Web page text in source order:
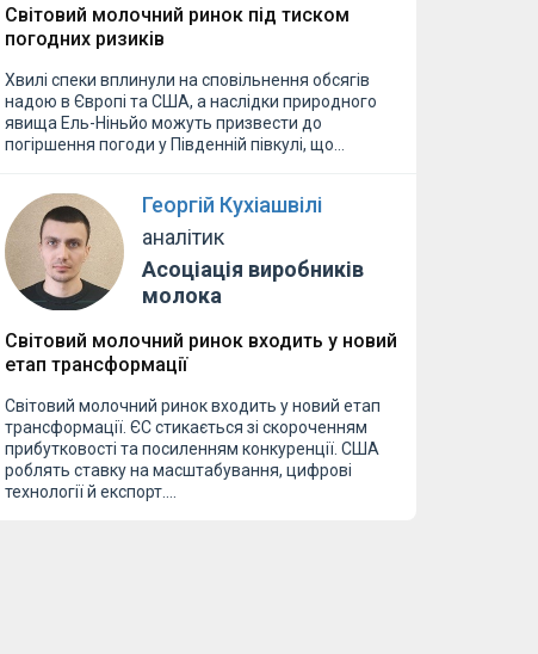
Світовий молочний ринок під тиском
погодних ризиків
Хвилі спеки вплинули на сповільнення обсягів
надою в Європі та США, а наслідки природного
явища Ель-Ніньйо можуть призвести до
погіршення погоди у Південній півкулі, що…
Георгій Кухіашвілі
аналітик
Асоціація виробників
молока
Світовий молочний ринок входить у новий
етап трансформації
Світовий молочний ринок входить у новий етап
трансформації. ЄС стикається зі скороченням
прибутковості та посиленням конкуренції. США
роблять ставку на масштабування, цифрові
технології й експорт.…